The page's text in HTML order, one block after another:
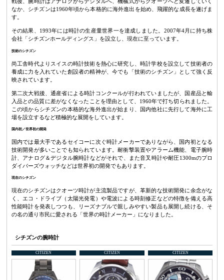
戦後、腕時計はアナログからデジタルへ、機械式からクオーツへと変遷していく
なか、シチズンは1960年頃から本格的に海外進出を始め、飛躍的な成長を遂げま
す。
その結果、1993年には時計の生産量世界一を達成しました。2007年4月に持ち株
会社「シチズンホールディングス」を設立し、現在に至っています。
技術のシチズン
尚工舎時代よりスイスの時計技術を熱心に研究し、時計学校を設立して技術者の
養成に力を入れていた創設者の精神が、今でも「技術のシチズン」として強く反
映されています。
第二次大戦後、通産省による時計コンクールが行われていましたが、国産品と輸
入品との品質に差がなくなったことを理由として、1960年で打ち切られました。
この頃からシチズンの本格的な海外進出が始まり、国内他社に先行して海外に工
場を設立するなど積極的な展開をしています。
国内初／世界初の開発
国内では最大手であるセイコーに次ぐ時計メーカーでありながら、国内初となる
技術開発が多いことでも知られています。耐衝撃装置やアラーム機能、電子腕時
計、アナログ＆デジタル腕時計などがそれで、また音叉時計や耐圧1300mのプロ
ダイバーズウォッチなどは世界初の開発でもあります。
現在のシチズン
現在のシチズンはクオーツ時計が主流製品ですが、革新的な技術開発に余念がな
く、エコ・ドライブ（太陽光発電）や電波による時刻修正などの特徴を備える高
性能時計を発表しつつも、リーズナブルで親しみやすい製品も展開し続ける、そ
の名の通り市民に愛される「世界の時計メーカー」になりました。
シチズンの腕時計
CITIZEN CITIZEN CITIZEN